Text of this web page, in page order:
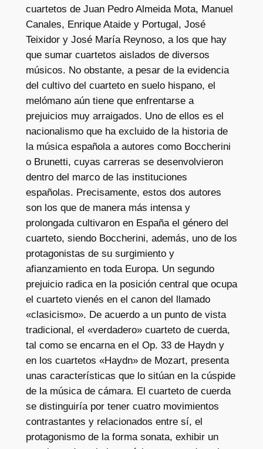
e
t
s
O
p
.
3
c
a
n
t
i
d
a
d
cuartetos de Juan Pedro Almeida Mota, Manuel
Canales, Enrique Ataide y Portugal, José
Teixidor y José María Reynoso, a los que hay
que sumar cuartetos aislados de diversos
músicos. No obstante, a pesar de la evidencia
del cultivo del cuarteto en suelo hispano, el
melómano aún tiene que enfrentarse a
prejuicios muy arraigados. Uno de ellos es el
nacionalismo que ha excluido de la historia de
la música española a autores como Boccherini
o Brunetti, cuyas carreras se desenvolvieron
dentro del marco de las instituciones
españolas. Precisamente, estos dos autores
son los que de manera más intensa y
prolongada cultivaron en España el género del
cuarteto, siendo Boccherini, además, uno de los
protagonistas de su surgimiento y
afianzamiento en toda Europa. Un segundo
prejuicio radica en la posición central que ocupa
el cuarteto vienés en el canon del llamado
«clasicismo». De acuerdo a un punto de vista
tradicional, el «verdadero» cuarteto de cuerda,
tal como se encarna en el Op. 33 de Haydn y
en los cuartetos «Haydn» de Mozart, presenta
unas características que lo sitúan en la cúspide
de la música de cámara. El cuarteto de cuerda
se distinguiría por tener cuatro movimientos
contrastantes y relacionados entre sí, el
protagonismo de la forma sonata, exhibir un